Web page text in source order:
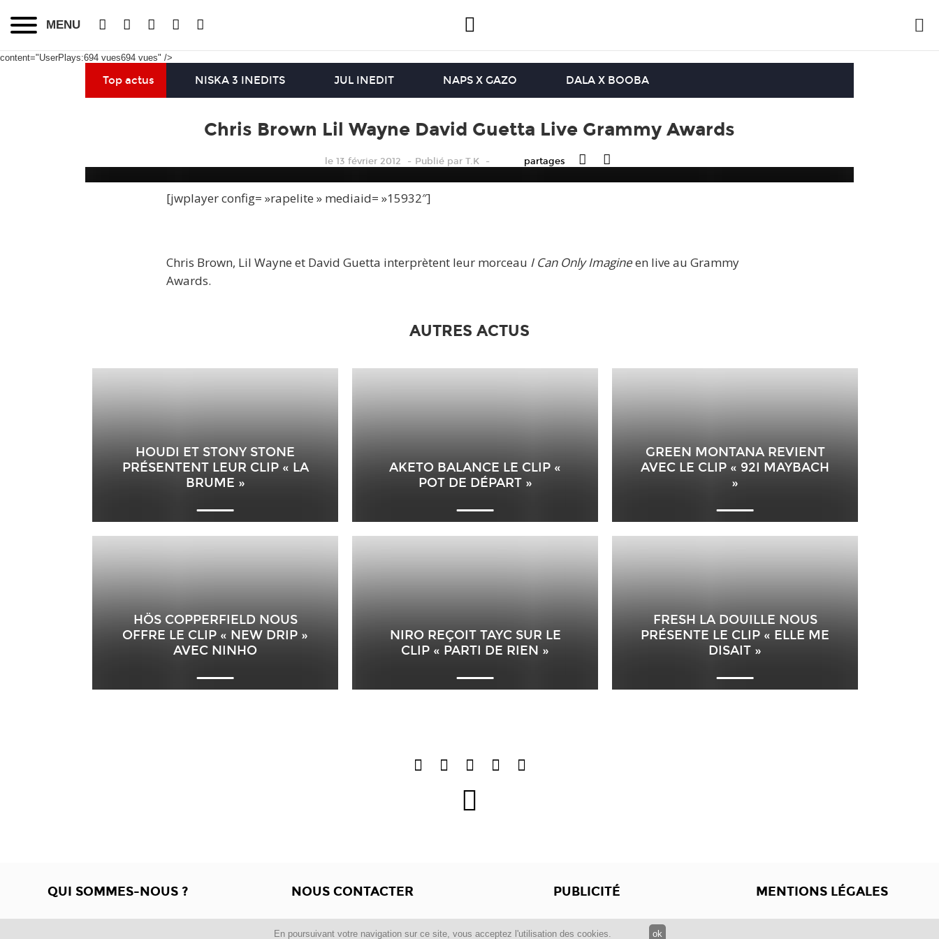
content="UserPlays:694 vues694 vues" />
En poursuivant votre navigation sur ce site, vous acceptez l'utilisation des cookies. ok
MENU
Top actus NISKA 3 INEDITS JUL INEDIT NAPS X GAZO DALA X BOOBA
Chris Brown Lil Wayne David Guetta Live Grammy Awards
le 13 février 2012 Publié par T.K partages
[jwplayer config= »rapelite » mediaid= »15932″]
Chris Brown, Lil Wayne et David Guetta interprètent leur morceau I Can Only Imagineen live au Grammy
Awards.
AUTRES ACTUS
HOUDI ET STONY STONE
PRÉSENTENT LEUR CLIP « LA
BRUME »
AKETO BALANCE LE CLIP «
POT DE DÉPART »
GREEN MONTANA REVIENT
AVEC LE CLIP « 92I MAYBACH
»
HÖS COPPERFIELD NOUS
OFFRE LE CLIP « NEW DRIP »
AVEC NINHO
NIRO REÇOIT TAYC SUR LE
CLIP « PARTI DE RIEN »
FRESH LA DOUILLE NOUS
PRÉSENTE LE CLIP « ELLE ME
DISAIT »
QUI SOMMES-NOUS ? NOUS CONTACTER PUBLICITÉ MENTIONS LÉGALES